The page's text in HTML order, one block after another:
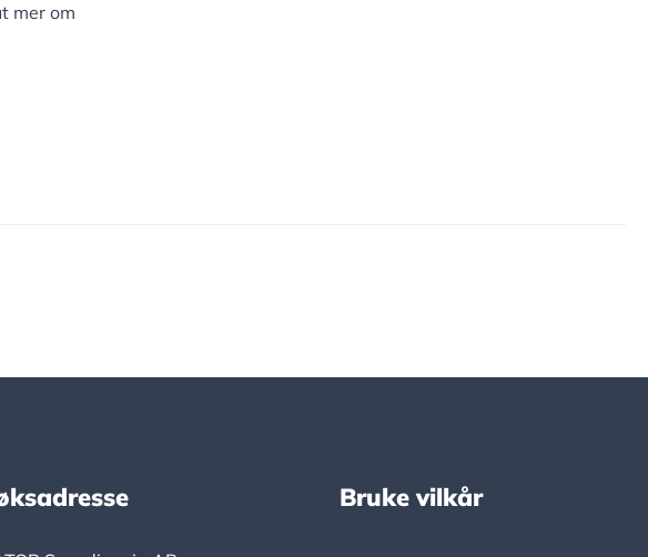
mer om
Bruke vilkår